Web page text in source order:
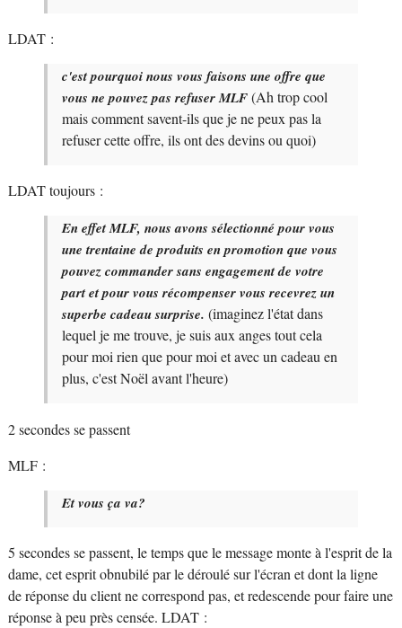
LDAT :
c'est pourquoi nous vous faisons une offre que
vous ne pouvez pas refuser MLF(Ah trop cool
mais comment savent-ils que je ne peux pas la
refuser cette offre, ils ont des devins ou quoi)
LDAT toujours :
En effet MLF, nous avons sélectionné pour vous
une trentaine de produits en promotion que vous
pouvez commander sans engagement de votre
part et pour vous récompenser vous recevrez un
superbe cadeau surprise. (imaginez l'état dans
lequel je me trouve, je suis aux anges tout cela
pour moi rien que pour moi et avec un cadeau en
plus, c'est Noël avant l'heure)
2 secondes se passent
MLF :
Et vous ça va?
5 secondes se passent, le temps que le message monte à l'esprit de la
dame, cet esprit obnubilé par le déroulé sur l'écran et dont la ligne
de réponse du client ne correspond pas, et redescende pour faire une
réponse à peu près censée. LDAT :